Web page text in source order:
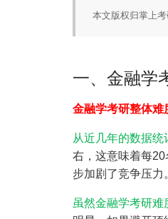
本文版权归掌上
一、金融学
金融学考研整体难
从近几年的数据统
右，这意味着每
步加剧了竞争压力
虽然金融学考研难